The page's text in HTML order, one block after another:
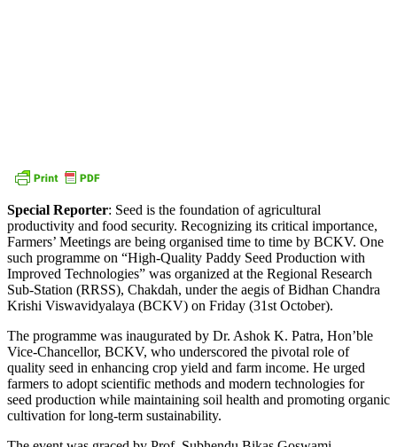
Special Reporter: Seed is the foundation of agricultural
productivity and food security. Recognizing its critical importance,
Farmers’ Meetings are being organised time to time by BCKV. One
such programme on “High-Quality Paddy Seed Production with
Improved Technologies” was organized at the Regional Research
Sub-Station (RRSS), Chakdah, under the aegis of Bidhan Chandra
Krishi Viswavidyalaya (BCKV) on Friday (31st October).
The programme was inaugurated by Dr. Ashok K. Patra, Hon’ble
Vice-Chancellor, BCKV, who underscored the pivotal role of
quality seed in enhancing crop yield and farm income. He urged
farmers to adopt scientific methods and modern technologies for
seed production while maintaining soil health and promoting organic
cultivation for long-term sustainability.